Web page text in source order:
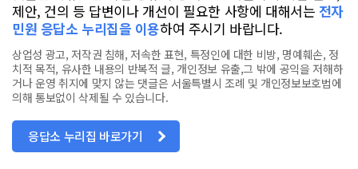
제안, 건의 등 답변이나 개선이 필요한 사항에 대해서는 전자
민원 응답소 누리집을 이용하여 주시기 바랍니다.
상업성 광고, 저작권 침해, 저속한 표현, 특정인에 대한 비방, 명예훼손, 정
치적 목적, 유사한 내용의 반복적 글, 개인정보 유출,그 밖에 공익을 저해하
거나 운영 취지에 맞지 않는 댓글은 서울특별시 조례 및 개인정보보호법에
의해 통보없이 삭제될 수 있습니다.
응답소 누리집 바로가기